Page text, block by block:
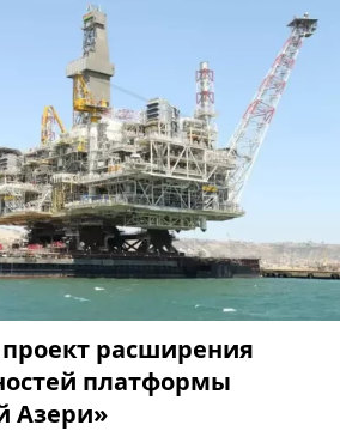
расширения
платформы
Азери»